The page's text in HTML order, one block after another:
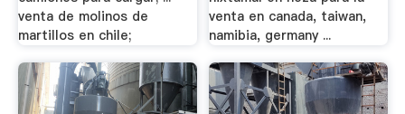
venta de molinos de
martillos en chile;
venta en canada, taiwan,
namibia, germany ...